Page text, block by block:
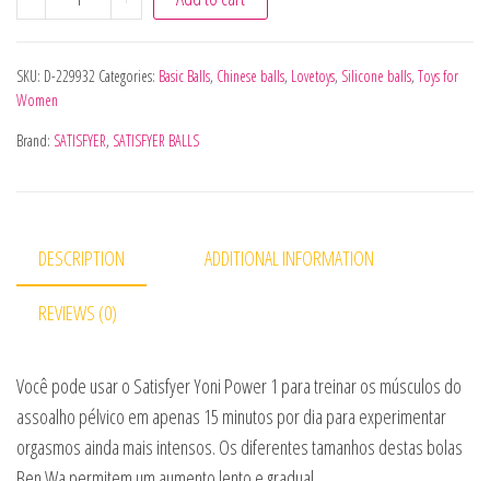
SKU: D-229932 Categories: Basic Balls, Chinese balls, Lovetoys, Silicone balls, Toys for
Women
Brand: SATISFYER, SATISFYER BALLS
DESCRIPTION ADDITIONAL INFORMATION
REVIEWS (0)
Você pode usar o Satisfyer Yoni Power 1 para treinar os músculos do
assoalho pélvico em apenas 15 minutos por dia para experimentar
orgasmos ainda mais intensos. Os diferentes tamanhos destas bolas